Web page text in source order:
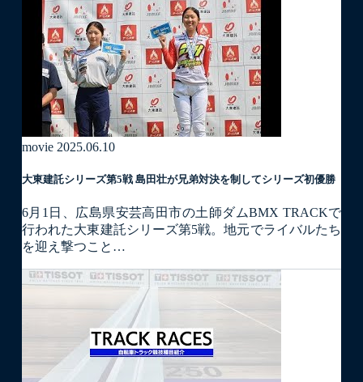
movie 2025.06.10
大東建託シリーズ第5戦 島田壮が兄弟対決を制してシリーズ初優勝
6月1日、広島県安芸高田市の土師ダムBMX TRACKで
行われた大東建託シリーズ第5戦。地元でライバルたち
を迎え撃つこと…